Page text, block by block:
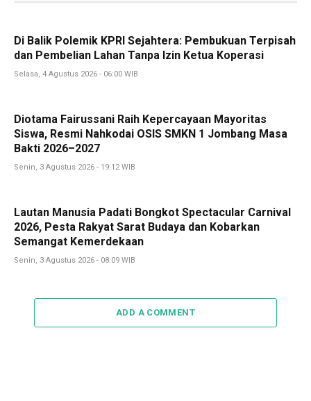
Di Balik Polemik KPRI Sejahtera: Pembukuan Terpisah
dan Pembelian Lahan Tanpa Izin Ketua Koperasi
Selasa, 4 Agustus 2026 - 06:00 WIB
Diotama Fairussani Raih Kepercayaan Mayoritas
Siswa, Resmi Nahkodai OSIS SMKN 1 Jombang Masa
Bakti 2026–2027
Senin, 3 Agustus 2026 - 19:12 WIB
Lautan Manusia Padati Bongkot Spectacular Carnival
2026, Pesta Rakyat Sarat Budaya dan Kobarkan
Semangat Kemerdekaan
Senin, 3 Agustus 2026 - 08:09 WIB
ADD A COMMENT